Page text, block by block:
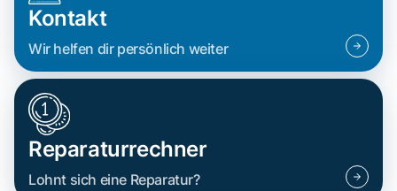
Kontakt
Wir helfen dir persönlich weiter
Reparaturrechner
Lohnt sich eine Reparatur?